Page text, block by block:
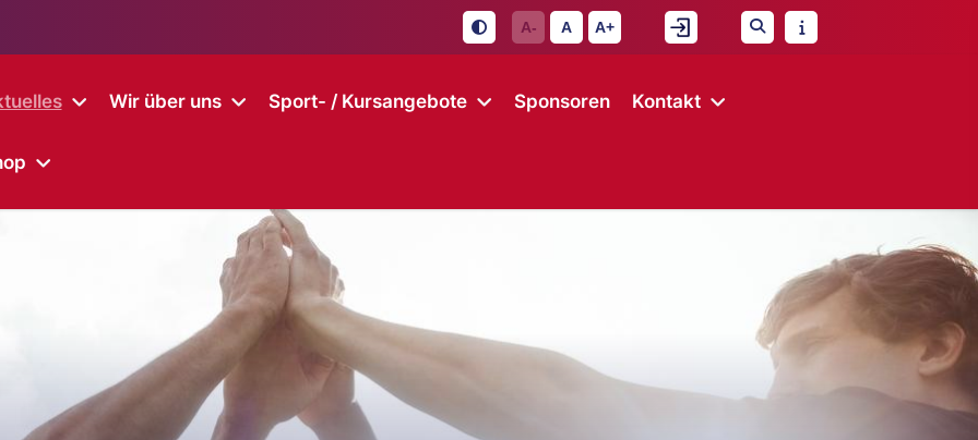
A- A A+
Wir über uns Sport- / Kursangebote Sponsoren Kontakt